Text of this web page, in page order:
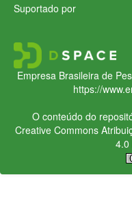
Suportado por
Empresa Brasileira de
https://
O conteúdo do
Creative Commons
4.0